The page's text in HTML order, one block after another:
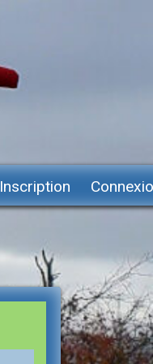
Inscription